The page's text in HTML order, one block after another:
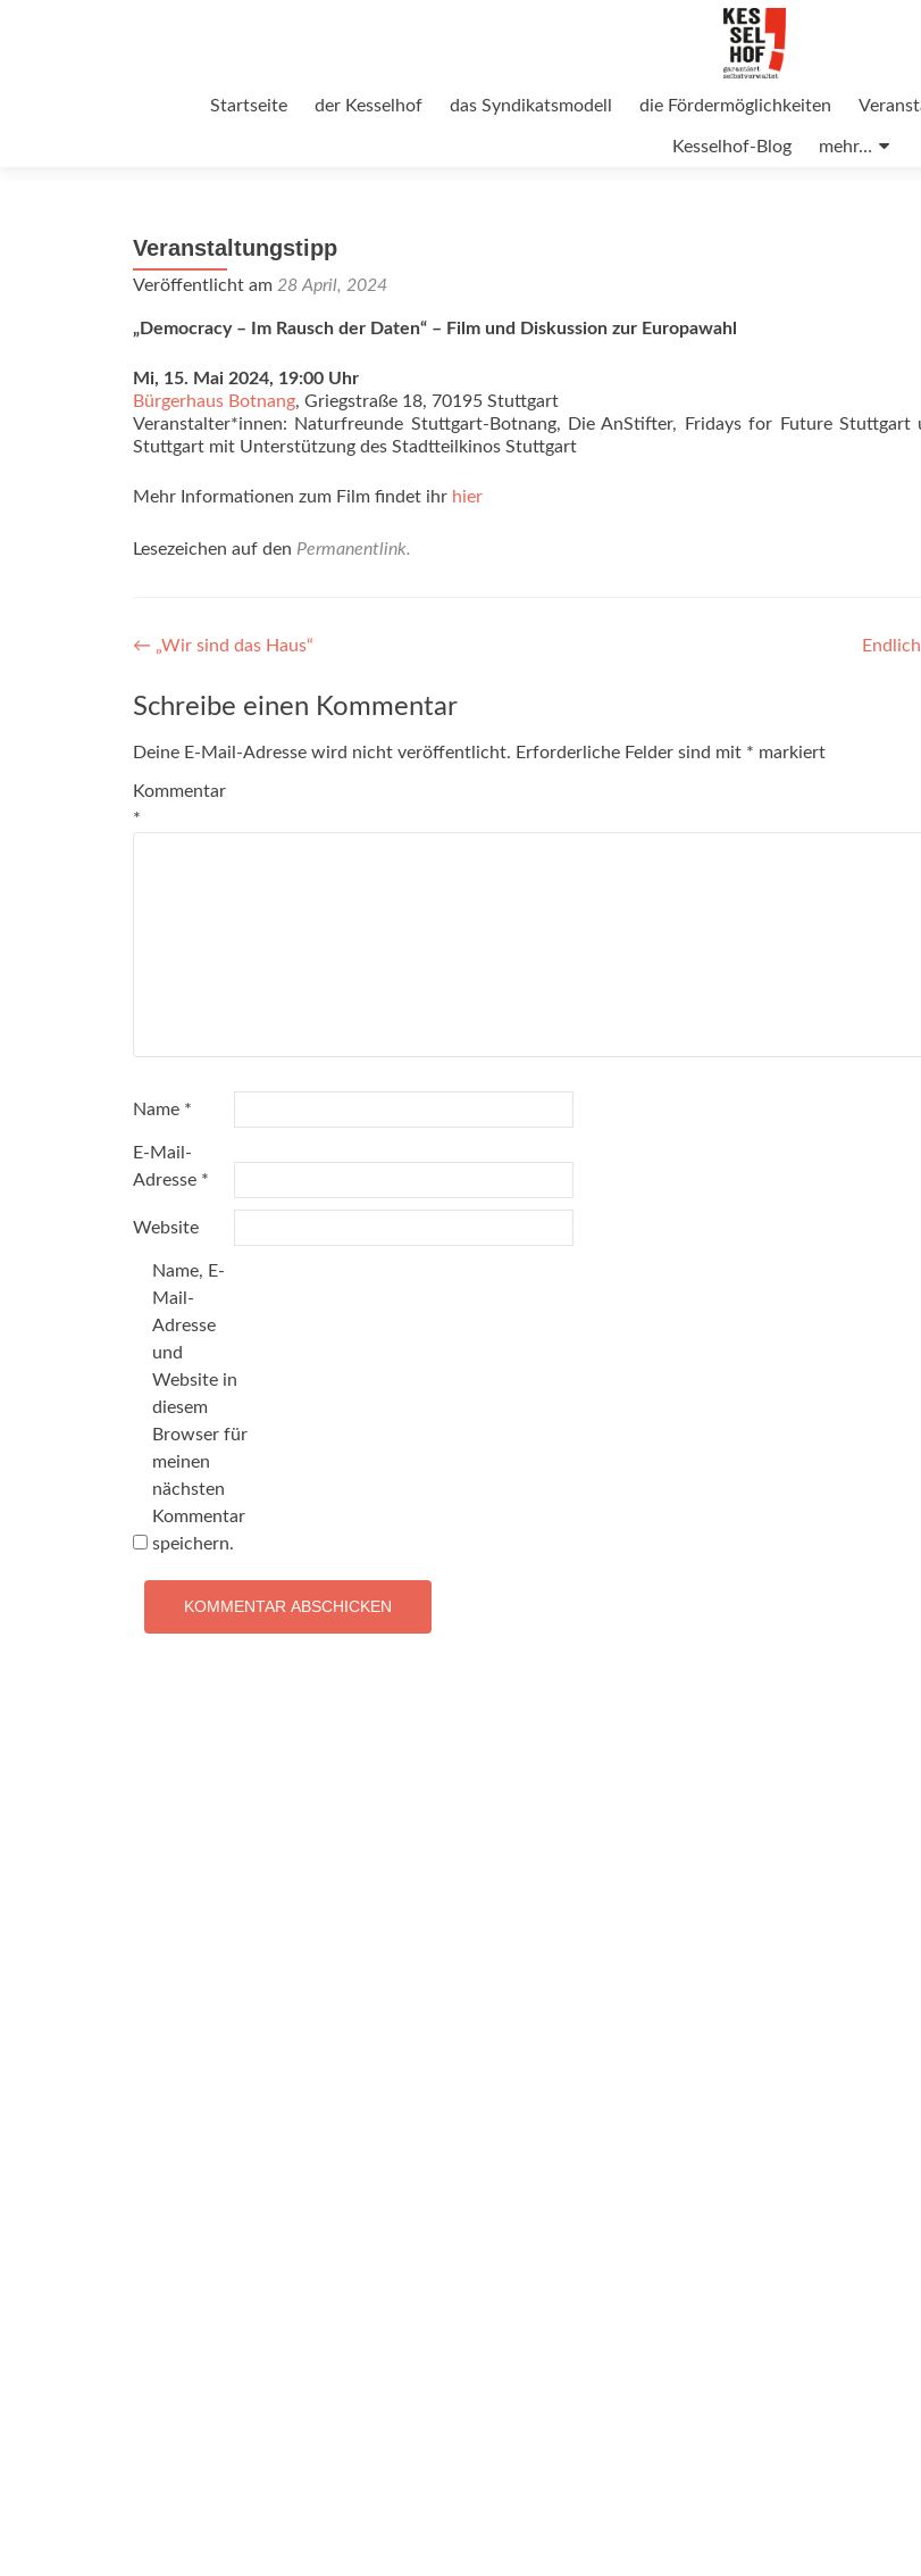
Startseite der Kesselhof das Syndikatsmodell die Fördermöglichkeiten
Kesselhof-Blog mehr…
Veranstaltungstipp
Veröffentlicht am 28 April, 2024
„Democracy – Im Rausch der Daten“ – Film und Diskussion zur Europawahl
Mi, 15. Mai 2024, 19:00 Uhr
Bürgerhaus Botnang, Griegstraße 18, 70195 Stuttgart
Veranstalter*innen: Naturfreunde Stuttgart-Botnang, Die AnStifter, Fridays for Future Stuttgart
Stuttgart mit Unterstützung des Stadtteilkinos Stuttgart
Mehr Informationen zum Film findet ihr hier
Lesezeichen auf den Permanentlink.
Beitragsnavigation
← „Wir sind das Haus“
Schreibe einen Kommentar
Deine E-Mail-Adresse wird nicht veröffentlicht. Erforderliche Felder sind mit * markiert
Kommentar
*
Name *
E-Mail-
Adresse *
Website
Name, E-
Mail-
Adresse
und
Website in
diesem
Browser für
meinen
nächsten
Kommentar
speichern.